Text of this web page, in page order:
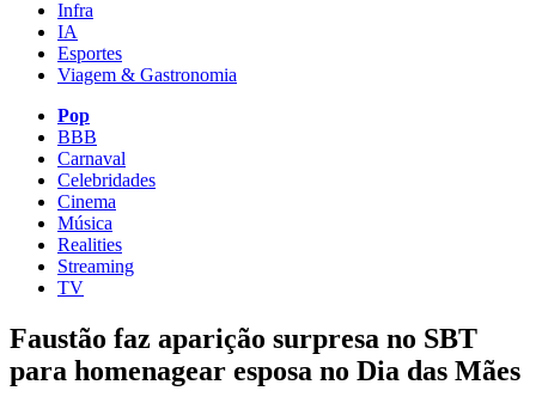
Infra
IA
Esportes
Viagem & Gastronomia
Pop
BBB
Carnaval
Celebridades
Cinema
Música
Realities
Streaming
TV
Faustão faz aparição surpresa no SBT
para homenagear esposa no Dia das Mães